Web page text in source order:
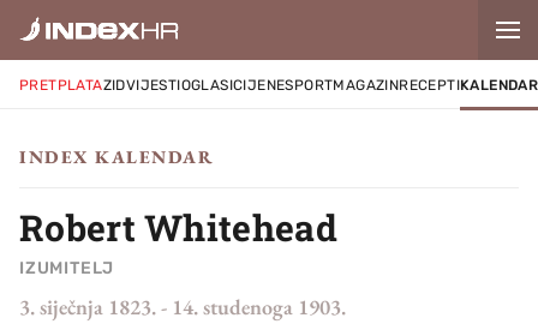
PRETPLATAZIDVIJESTIOGLASICIJENESPORTMAGAZINRECEPTIKALENDAR
INDEX KALENDAR
Robert Whitehead
IZUMITELJ
3. siječnja 1823.- 14. studenoga 1903.